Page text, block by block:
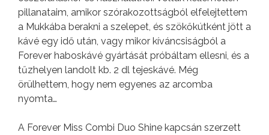
pillanataim, amikor szórakozottságból elfelejtettem
a Mukkába berakni a szelepet, és szökőkútként jött a
kávé egy idő után, vagy mikor kíváncsiságból a
Forever haboskávé gyártását próbáltam ellesni, és a
tűzhelyen landolt kb. 2 dl tejeskávé. Még
örülhettem, hogy nem egyenes az arcomba
nyomta…
A Forever Miss Combi Duo Shine kapcsán szerzett